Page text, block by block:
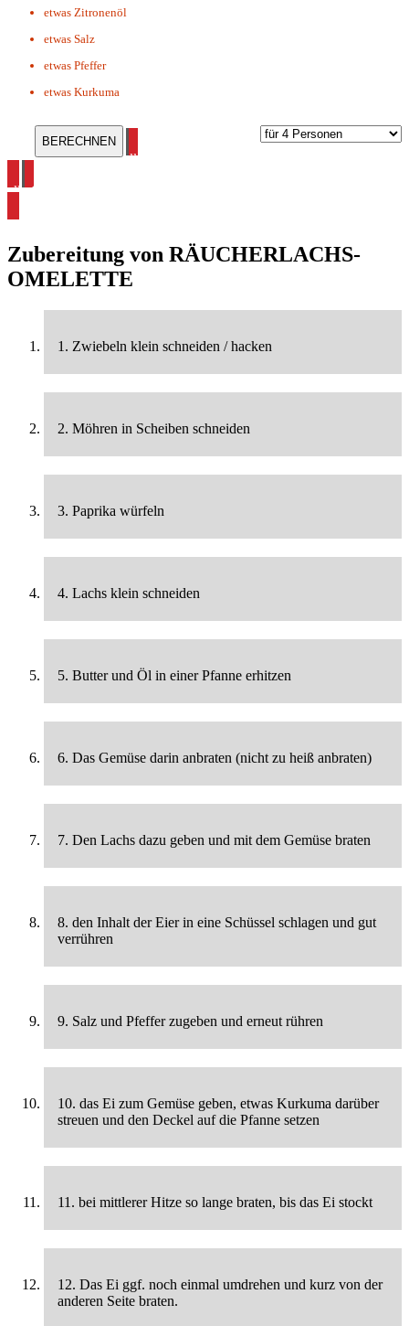
etwas Zitronenöl
etwas Salz
etwas Pfeffer
etwas Kurkuma
alle Räucherfisch Rezepte ansehen
alle Omelett Rezepte ansehen
Zubereitung von RÄUCHERLACHS-
OMELETTE
1. Zwiebeln klein schneiden / hacken
2. Möhren in Scheiben schneiden
3. Paprika würfeln
4. Lachs klein schneiden
5. Butter und Öl in einer Pfanne erhitzen
6. Das Gemüse darin anbraten (nicht zu heiß anbraten)
7. Den Lachs dazu geben und mit dem Gemüse braten
8. den Inhalt der Eier in eine Schüssel schlagen und gut
verrühren
9. Salz und Pfeffer zugeben und erneut rühren
10. das Ei zum Gemüse geben, etwas Kurkuma darüber
streuen und den Deckel auf die Pfanne setzen
11. bei mittlerer Hitze so lange braten, bis das Ei stockt
12. Das Ei ggf. noch einmal umdrehen und kurz von der
anderen Seite braten.